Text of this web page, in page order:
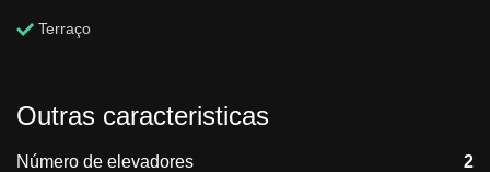
Terraço
Outras caracteristicas
Número de elevadores 2